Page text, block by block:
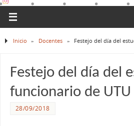
Inicio » Docentes » Festejo del día del
Festejo del día del
funcionario de UTU
28/09/2018